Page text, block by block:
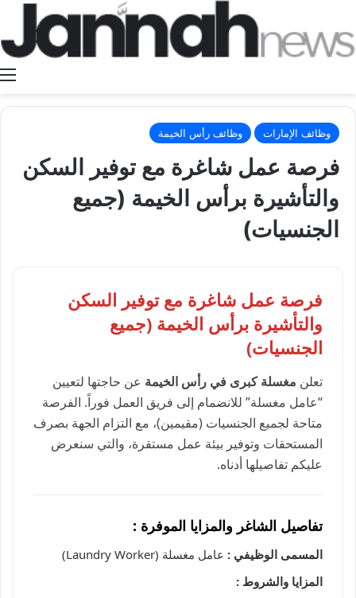
وظائف الإمارات وظائف رأس الخيمة
فرصة عمل شاغرة مع توفير السكن
والتأشيرة برأس الخيمة (جميع
الجنسيات)
فرصة عمل شاغرة مع توفير السكن
والتأشيرة برأس الخيمة (جميع
الجنسيات)
تعلن مغسلة كبرى في رأس الخيمة عن حاجتها لتعيين
“عامل مغسلة” للانضمام إلى فريق العمل فوراً. الفرصة
متاحة لجميع الجنسيات (مقيمين)، مع التزام الجهة بصرف
المستحقات وتوفير بيئة عمل مستقرة، والتي سنعرض
عليكم تفاصيلها أدناه.
تفاصيل الشاغر والمزايا الموفرة :
المسمى الوظيفي : عامل مغسلة (Laundry Worker)
المزايا والشروط :